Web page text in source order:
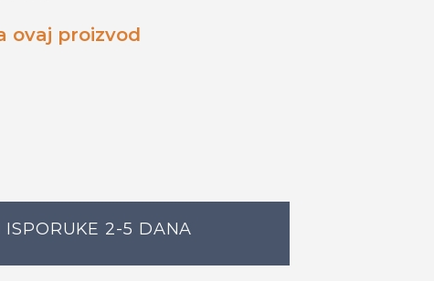
ovaj proizvod
2-5 DANA